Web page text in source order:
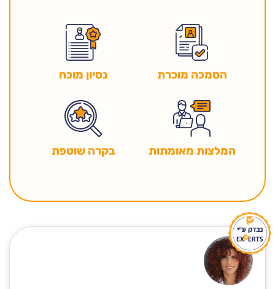
הסמכה מוכרת נסיון מוכח
המלצות מאומתות בקרה שוטפת